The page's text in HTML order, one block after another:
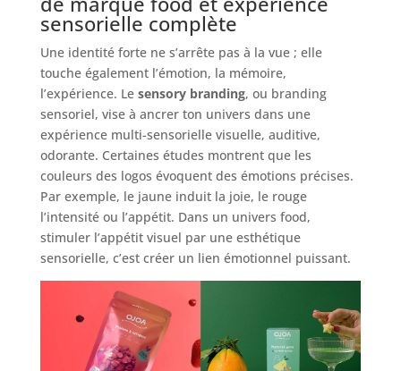
sensorielle complète
Une identité forte ne s’arrête pas à la vue ; elle
touche également l’émotion, la mémoire,
l’expérience. Le sensory branding, ou branding
sensoriel, vise à ancrer ton univers dans une
expérience multi-sensorielle visuelle, auditive,
odorante. Certaines études montrent que les
couleurs des logos évoquent des émotions précises.
Par exemple, le jaune induit la joie, le rouge
l’intensité ou l’appétit. Dans un univers food,
stimuler l’appétit visuel par une esthétique
sensorielle, c’est créer un lien émotionnel puissant.